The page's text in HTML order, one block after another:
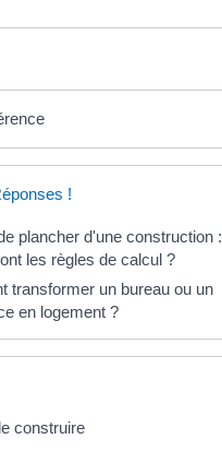
!
plancher d'une construction :
les règles de calcul ?
transformer un bureau ou un
en logement ?
construire